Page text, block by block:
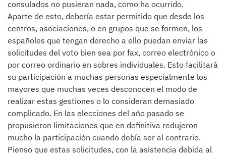
consulados no pusieran nada, como ha ocurrido.
Aparte de esto, debería estar permitido que desde los
centros, asociaciones, o en grupos que se formen, los
españoles que tengan derecho a ello puedan enviar las
solicitudes del voto bien sea por fax, correo electrónico o
por correo ordinario en sobres individuales. Esto facilitará
su participación a muchas personas especialmente los
mayores que muchas veces desconocen el modo de
realizar estas gestiones o lo consideran demasiado
complicado. En las elecciones del año pasado se
propusieron limitaciones que en definitiva redujeron
mucho la participación cuando debía ser al contrario.
Pienso que estas solicitudes, con la asistencia debida al